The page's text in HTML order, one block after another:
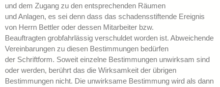
und dem Zugang zu den entsprechenden Räumen
und Anlagen, es sei denn dass das schadensstiftende Ereignis
von Herrn Bettler oder dessen Mitarbeiter bzw.
Beauftragten grobfahrlässig verschuldet worden ist. Abweichende
Vereinbarungen zu diesen Bestimmungen bedürfen
der Schriftform. Soweit einzelne Bestimmungen unwirksam sind
oder werden, berührt das die Wirksamkeit der übrigen
Bestimmungen nicht. Die unwirksame Bestimmung wird als dann